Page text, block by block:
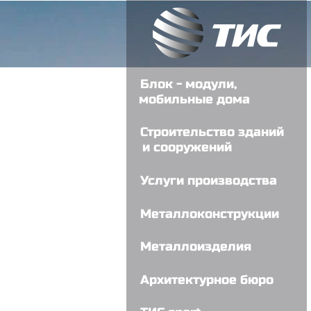
Блок - модули,
мобильные дома
Строительство зданий
и сооружений
Услуги производства
Металлоконструкции
- Строительные МК
- Металлические лестницы
- Ангары, склады, цеха
- Металлические каркасы
Металлоизделия
- Закладные детали
- Металлические пластины<
Архитектурное бюро